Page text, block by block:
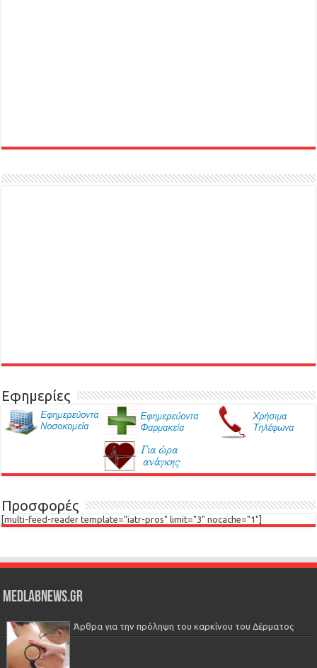
Εφημερίες
Προσφορές
[multi-feed-reader template="iatr-pros" limit="3" nocache="1"]
Medlabnews.gr
Άρθρα για την πρόληψη του καρκίνου του Δέρματος